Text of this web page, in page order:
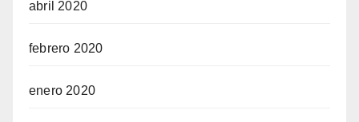
abril 2020
febrero 2020
enero 2020